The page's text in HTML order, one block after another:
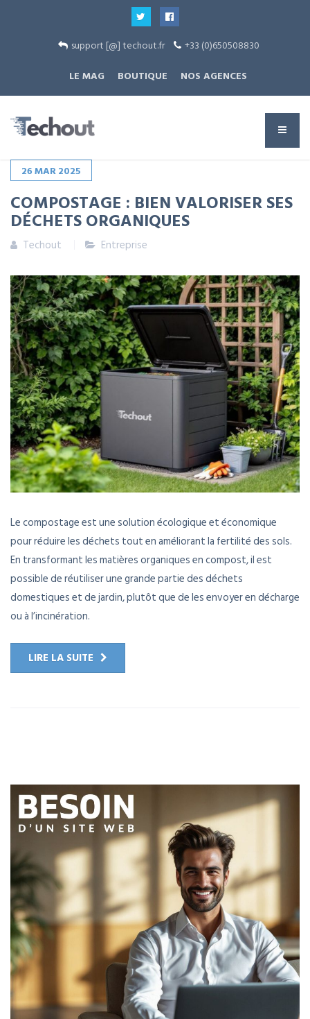
support [@] techout.fr
+33 (0)650508830
LE MAG
BOUTIQUE NOS AGENCES
26MAR2025
COMPOSTAGE : BIEN VALORISER SES
DÉCHETS ORGANIQUES
Techout Entreprise
Le compostage est une solution écologique et économique
pour réduire les déchets tout en améliorant la fertilité des sols.
En transformant les matières organiques en compost, il est
possible de réutiliser une grande partie des déchets
domestiques et de jardin, plutôt que de les envoyer en décharge
ou à l’incinération.
LIRE LA SUITE